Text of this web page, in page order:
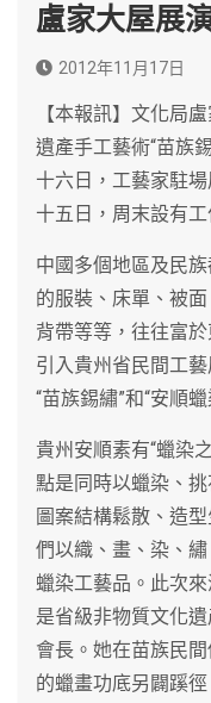
盧家大屋展
2012年11月17日
【本報訊】文化局
遺產手工藝術“苗族
十六日，工藝家駐
十五日，周末設有
中國多個地區及民
的服裝、床單、被
背帶等等，往往富
引入貴州省民間工
“苗族錫繡”和“安順蠟
貴州安順素有“蠟染
點是同時以蠟染、
圖案結構鬆散、造
們以織、畫、染、
蠟染工藝品。此次
是省級非物質文化
會長。她在苗族民
的蠟畫功底另闢蹊